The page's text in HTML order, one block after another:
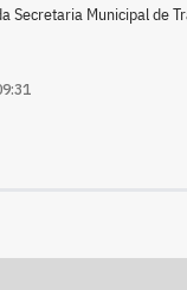
Secretaria Municipal de